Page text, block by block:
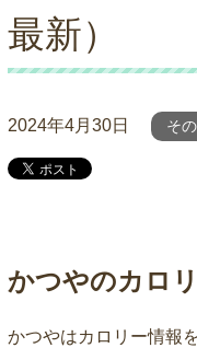
最新）
2024年4月30日 そ
かつやのカロ
かつやはカロリー情報